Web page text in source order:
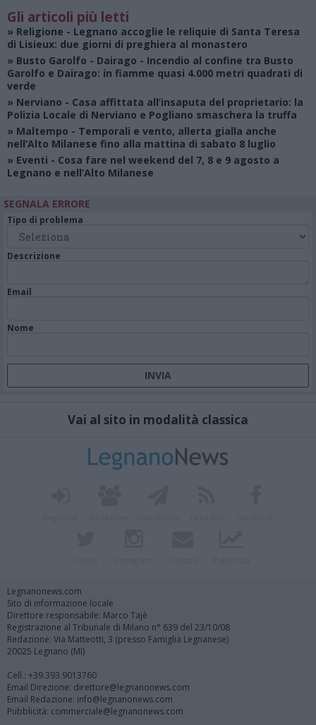
Gli articoli più letti
» Religione - Legnano accoglie le reliquie di Santa Teresa
di Lisieux: due giorni di preghiera al monastero
» Busto Garolfo - Dairago - Incendio al confine tra Busto
Garolfo e Dairago: in fiamme quasi 4.000 metri quadrati di
verde
» Nerviano - Casa affittata all’insaputa del proprietario: la
Polizia Locale di Nerviano e Pogliano smaschera la truffa
» Maltempo - Temporali e vento, allerta gialla anche
nell’Alto Milanese fino alla mattina di sabato 8 luglio
» Eventi - Cosa fare nel weekend del 7, 8 e 9 agosto a
Legnano e nell’Alto Milanese
SEGNALA ERRORE
Tipo di problema
Descrizione
Email
Nome
Vai al sito in modalità classica
Legnanonews.com
Sito di informazione locale
Direttore responsabile: Marco Tajè
Registrazione al Tribunale di Milano n° 639 del 23/10/08
Redazione: Via Matteotti, 3 (presso Famiglia Legnanese)
20025 Legnano (MI)
Cell.: +39.393.9013760
Email Direzione: direttore@legnanonews.com
Email Redazione: info@legnanonews.com
Pubblicità: commerciale@legnanonews.com